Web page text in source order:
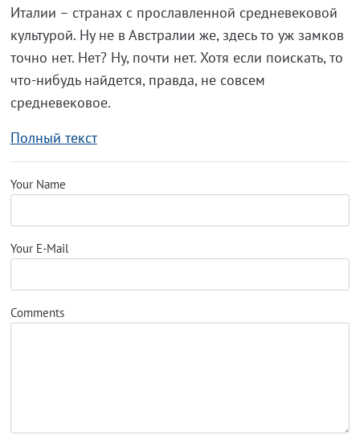
Италии – странах с прославленной средневековой
культурой. Ну не в Австралии же, здесь то уж замков
точно нет. Нет? Ну, почти нет. Хотя если поискать, то
что-нибудь найдется, правда, не совсем
средневековое.
Полный текст
Your Name
Your E-Mail
Comments